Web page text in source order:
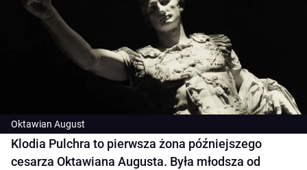
Oktawian August
Klodia Pulchra to pierwsza żona późniejszego
cesarza Oktawiana Augusta. Była młodsza od